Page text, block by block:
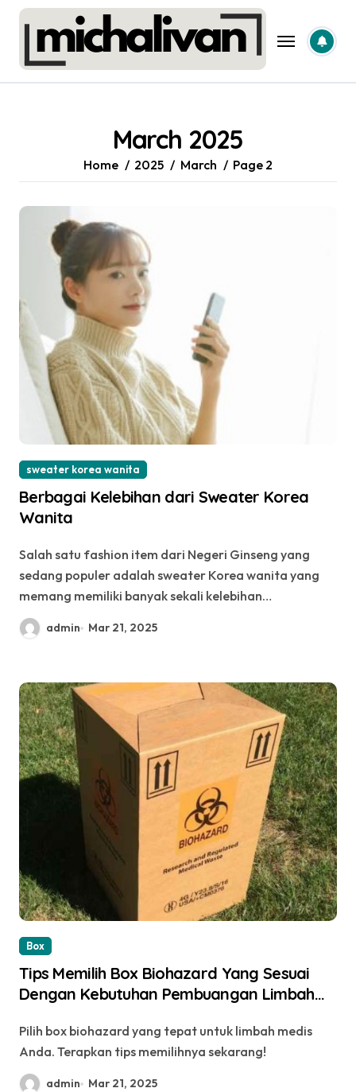
Skip
content
March 2025
Home 2025 March Page 2
sweater korea wanita
Berbagai Kelebihan dari Sweater Korea
Wanita
Salah satu fashion item dari Negeri Ginseng yang
sedang populer adalah sweater Korea wanita yang
memang memiliki banyak sekali kelebihan…
admin Mar 21, 2025
Box
Tips Memilih Box Biohazard Yang Sesuai
Dengan Kebutuhan Pembuangan Limbah
Pilih box biohazard yang tepat untuk limbah medis
Anda. Terapkan tips memilihnya sekarang!
admin Mar 21, 2025